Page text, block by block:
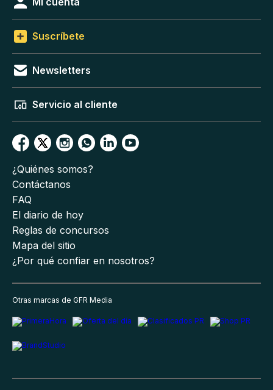
Suscríbete
Newsletters
Servicio al cliente
¿Quiénes somos?
Contáctanos
FAQ
El diario de hoy
Reglas de concursos
Mapa del sitio
¿Por qué confiar en nosotros?
Otras marcas de GFR Media